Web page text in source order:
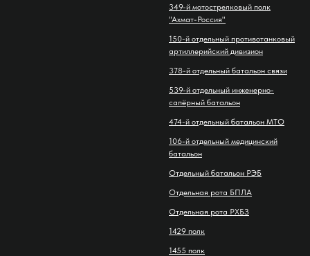
349-й мотострелковый полк
"Ахмат-Россия"
150-й отдельный противотанковый
артиллерийский дивизион
378-й отдельный батальон связи
539-й отдельный инженерно-
сапёрный батальон
474-й отдельный батальон МТО
106-й отдельный медицинский
батальон
Отдельный батальон РЭБ
Отдельная рота БПЛА
Отдельная рота РХБЗ
1429 полк
1455 полк